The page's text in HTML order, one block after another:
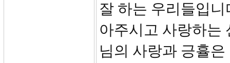
잘 하는 우리들입
아주시고 사랑하는
님의 사랑과 긍휼